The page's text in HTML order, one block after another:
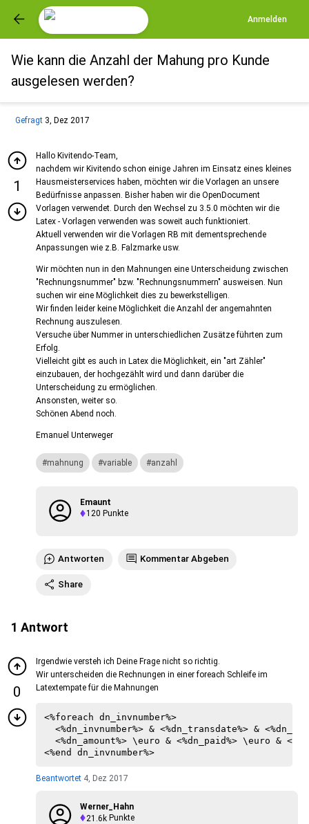
Anmelden
Wie kann die Anzahl der Mahung pro Kunde
ausgelesen werden?
Gefragt 3, Dez 2017
1
Hallo Kivitendo-Team,
nachdem wir Kivitendo schon einige Jahren im Einsatz eines kleines
Hausmeisterservices haben, möchten wir die Vorlagen an unsere
Bedürfnisse anpassen. Bisher haben wir die OpenDocument
Vorlagen verwendet. Durch den Wechsel zu 3.5.0 möchten wir die
Latex - Vorlagen verwenden was soweit auch funktioniert.
Aktuell verwenden wir die Vorlagen RB mit dementsprechende
Anpassungen wie z.B. Falzmarke usw.
Wir möchten nun in den Mahnungen eine Unterscheidung zwischen
"Rechnungsnummer" bzw. "Rechnungsnummern" ausweisen. Nun
suchen wir eine Möglichkeit dies zu bewerkstelligen.
Wir finden leider keine Möglichkeit die Anzahl der angemahnten
Rechnung auszulesen.
Versuche über Nummer in unterschiedlichen Zusätze führten zum
Erfolg.
Vielleicht gibt es auch in Latex die Möglichkeit, ein "art Zähler"
einzubauen, der hochgezählt wird und dann darüber die
Unterscheidung zu ermöglichen.
Ansonsten, weiter so.
Schönen Abend noch.
Emanuel Unterweger
mahnung variable anzahl
Emaunt
120 Punkte
Antworten Kommentar Abgeben
Share
1 Antwort
0
Irgendwie versteh ich Deine Frage nicht so richtig.
Wir unterscheiden die Rechnungen in einer foreach Schleife im
Latextempate für die Mahnungen
<%foreach dn_invnumber%>
<%dn_invnumber%> & <%dn_transdate%> &
<%dn_amount%> \euro & <%dn_paid%> \euro &
Beantwortet 4, Dez 2017
Werner_Hahn
21.6k Punkte